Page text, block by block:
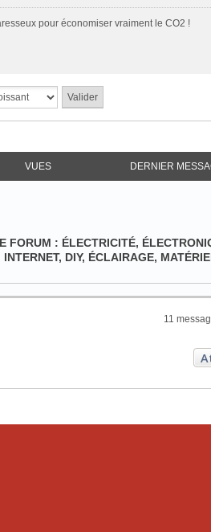
pour économiser vraiment le CO2 !
VUES DERNIER
FORUM : ÉLECTRICITÉ,
DIY, ÉCLAIRAGE,
11